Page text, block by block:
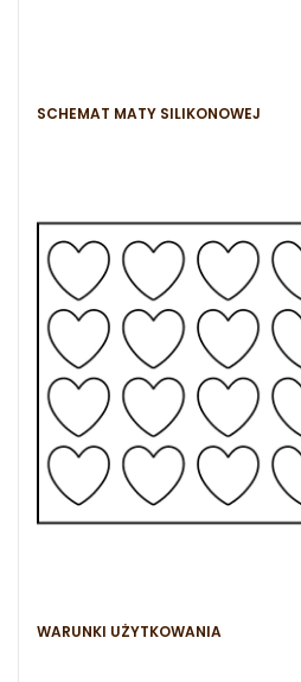
SCHEMAT MATY SILIKONOWEJ
WARUNKI UŻYTKOWANIA